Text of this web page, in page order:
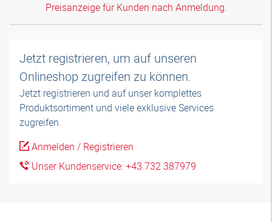
Preisanzeige für Kunden nach Anmeldung.
Jetzt registrieren, um auf unseren
Onlineshop zugreifen zu können.
Jetzt registrieren und auf unser komplettes
Produktsortiment und viele exklusive Services
zugreifen.
Anmelden / Registrieren
Unser Kundenservice: +43 732 387979